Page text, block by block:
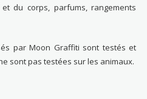
du corps, parfums, rangements
par Moon Graffiti sont testés et
sont pas testées sur les animaux.